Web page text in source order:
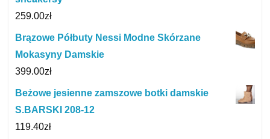
259.00zł
Brązowe Półbuty Nessi Modne Skórzane
Mokasyny Damskie
399.00zł
Beżowe jesienne zamszowe botki damskie
S.BARSKI 208-12
119.40zł